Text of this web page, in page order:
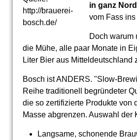
http://brauerei-
bosch.de/
in ganz
vom Fass ins
Doch warum
die Mühe, alle paar Monate in
Liter Bier aus Mitteldeutschland
Bosch ist ANDERS. "Slow-
Reihe traditionell begründeter
die so zertifizierte Produkte von
Masse abgrenzen. Auswahl der
Langsame, schonende